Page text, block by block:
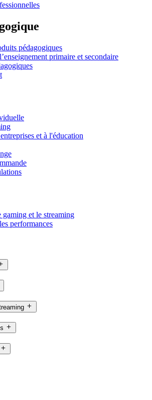
pédagogiques
primaire et secondaire
et à l'éducation
et le streaming
performances